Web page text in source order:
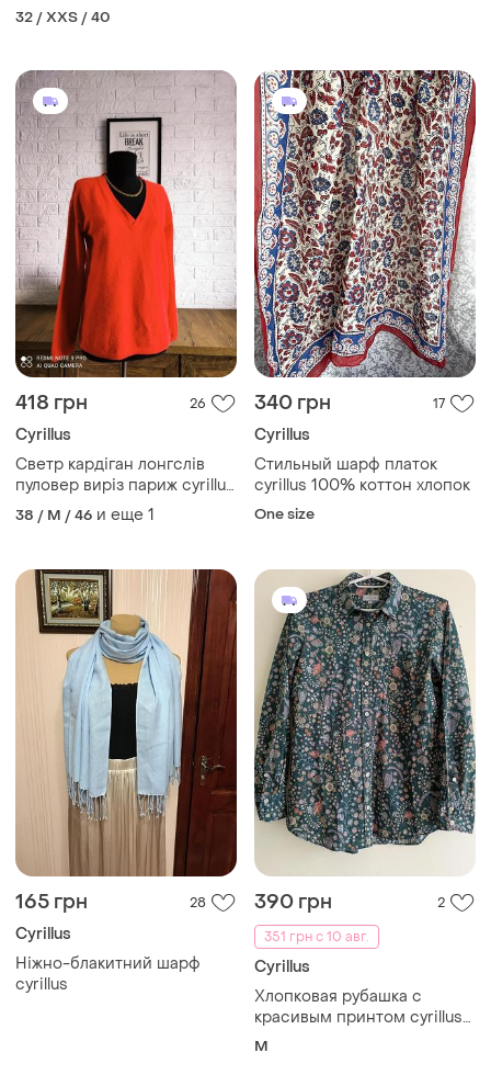
32 / XXS / 40
418 грн 26
Cyrillus
Светр кардіган лонгслів
пуловер виріз париж cyrillus
🐑 🔥 кашемір 💯 червоний
s,m,38
38 / M / 46 и еще 1
340 грн 17
Cyrillus
Стильный шарф платок
cyrillus 100% коттон хлопок
One size
165 грн 28
Cyrillus
Ніжно-блакитний шарф
cyrillus
390 грн
2
351 грн с 10 авг.
Cyrillus
Хлопковая рубашка с
красивым принтом cyrillus
paris бохо этно
M